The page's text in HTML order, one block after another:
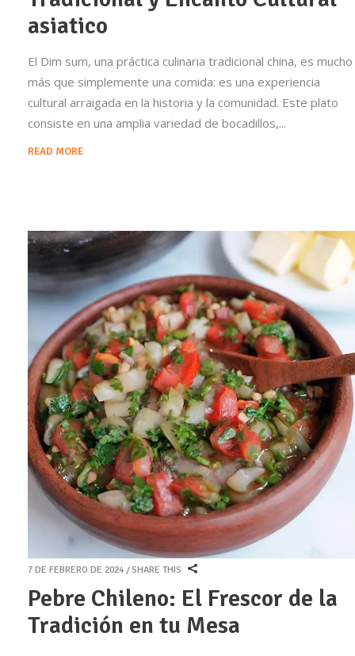
asiatico
El Dim sum, una práctica culinaria tradicional china, es mucho
más que simplemente una comida: es una experiencia
cultural arraigada en la historia y la comunidad. Este plato
consiste en una amplia variedad de bocadillos,
READ MORE
7 DE FEBRERO DE 2024 SHARE THIS
Pebre Chileno: El Frescor de la
Tradición en tu Mesa